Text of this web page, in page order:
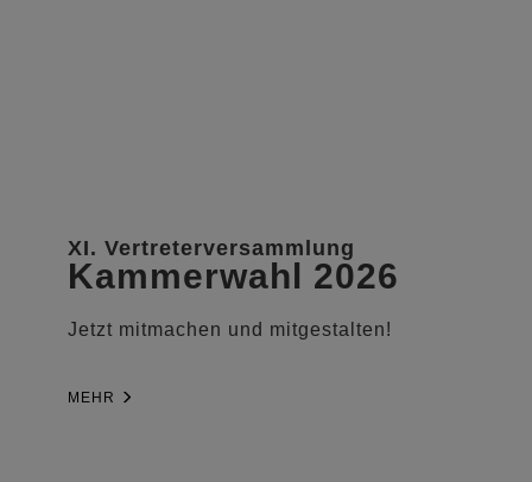
XI. Vertreterversammlung
Kammerwahl 2026
Jetzt mitmachen und mitgestalten!
MEHR